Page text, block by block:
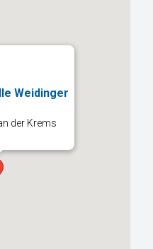
Weidinger
der Krems